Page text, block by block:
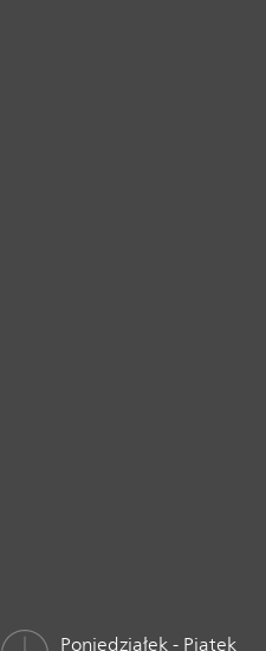
Poniedziałek - Piątek